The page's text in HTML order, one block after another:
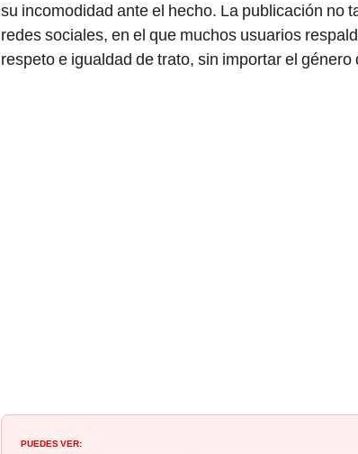
su incomodidad ante el hecho. La publicación no
redes sociales, en el que muchos usuarios
respeto e igualdad de trato, sin importar el género
PUEDES VER: